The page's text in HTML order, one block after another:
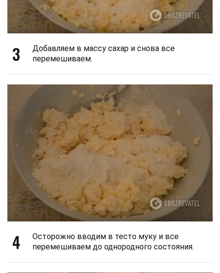
3
Добавляем в массу сахар и снова все
перемешиваем.
4
Осторожно вводим в тесто муку и все
перемешиваем до однородного состояния.